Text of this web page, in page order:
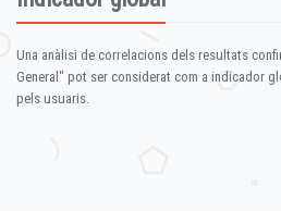
Una anàlisi de correlacions dels resultats
General" pot ser considerat com a indicador
pels usuaris.